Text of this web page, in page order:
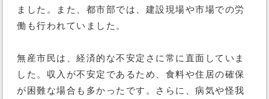
ました。また、都市部では、建設現場や市場での労
働も行われていました。
無産市民は、経済的な不安定さに常に直面していま
した。収入が不安定であるため、食料や住居の確保
が困難な場合も多かったです。さらに、病気や怪我